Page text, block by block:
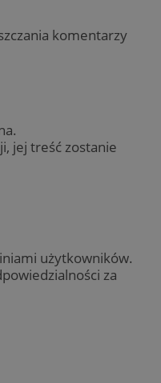
komentarzy
jej treść zostanie
użytkowników.
za